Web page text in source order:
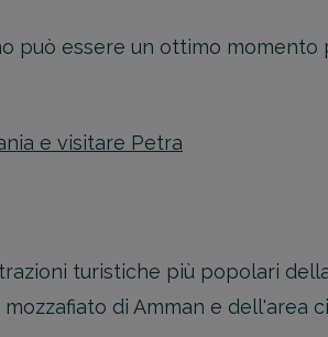
può essere un ottimo
e visitare Petra
turistiche più popolari
di Amman e dell'area